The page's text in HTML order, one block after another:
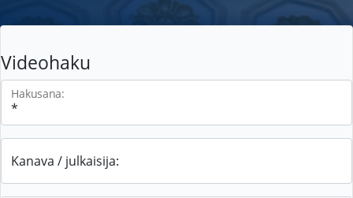
Videohaku
Hakusana:
Kanava / julkaisija: